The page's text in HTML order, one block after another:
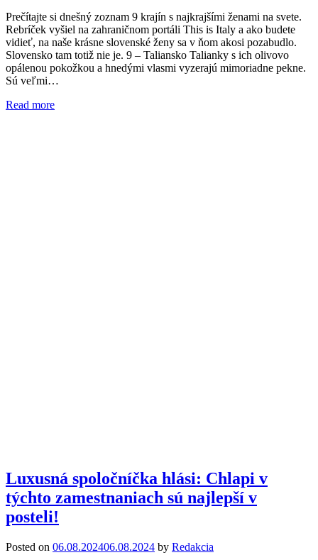
Prečítajte si dnešný zoznam 9 krajín s najkrajšími ženami na svete.
Rebríček vyšiel na zahraničnom portáli This is Italy a ako budete
vidieť, na naše krásne slovenské ženy sa v ňom akosi pozabudlo.
Slovensko tam totiž nie je. 9 – Taliansko Talianky s ich olivovo
opálenou pokožkou a hnedými vlasmi vyzerajú mimoriadne pekne.
Sú veľmi…
Read more
Luxusná spoločníčka hlási: Chlapi v
týchto zamestnaniach sú najlepší v
posteli!
Posted on 06.08.202406.08.2024 by Redakcia